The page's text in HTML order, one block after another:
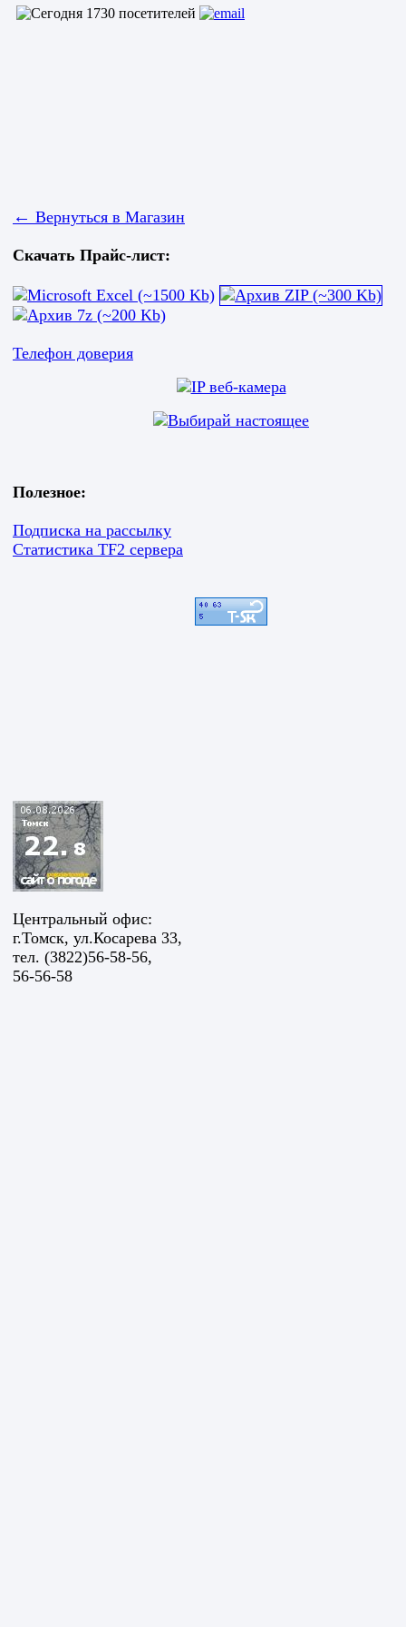
← Вернуться в Магазин
Скачать Прайс-лист:
Телефон доверия
Полезное:
Подписка на рассылку
Статистика TF2 сервера
Центральный офис:
г.Томск, ул.Косарева 33,
тел. (3822)56-58-56,
56-56-58